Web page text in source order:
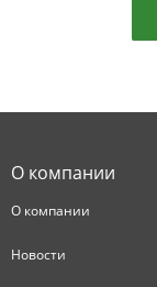
О компании
О компании
Новости